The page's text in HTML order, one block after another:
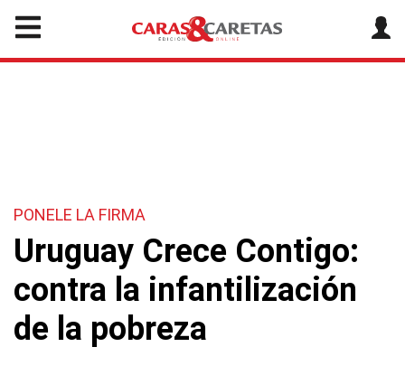
PONELE LA FIRMA
Uruguay Crece Contigo:
contra la infantilización
de la pobreza